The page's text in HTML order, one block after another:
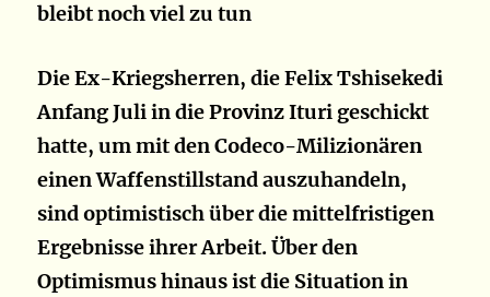
bleibt noch viel zu tun
Die Ex-Kriegsherren, die Felix Tshisekedi
Anfang Juli in die Provinz Ituri geschickt
hatte, um mit den Codeco-Milizionären
einen Waffenstillstand auszuhandeln,
sind optimistisch über die mittelfristigen
Ergebnisse ihrer Arbeit. Über den
Optimismus hinaus ist die Situation in